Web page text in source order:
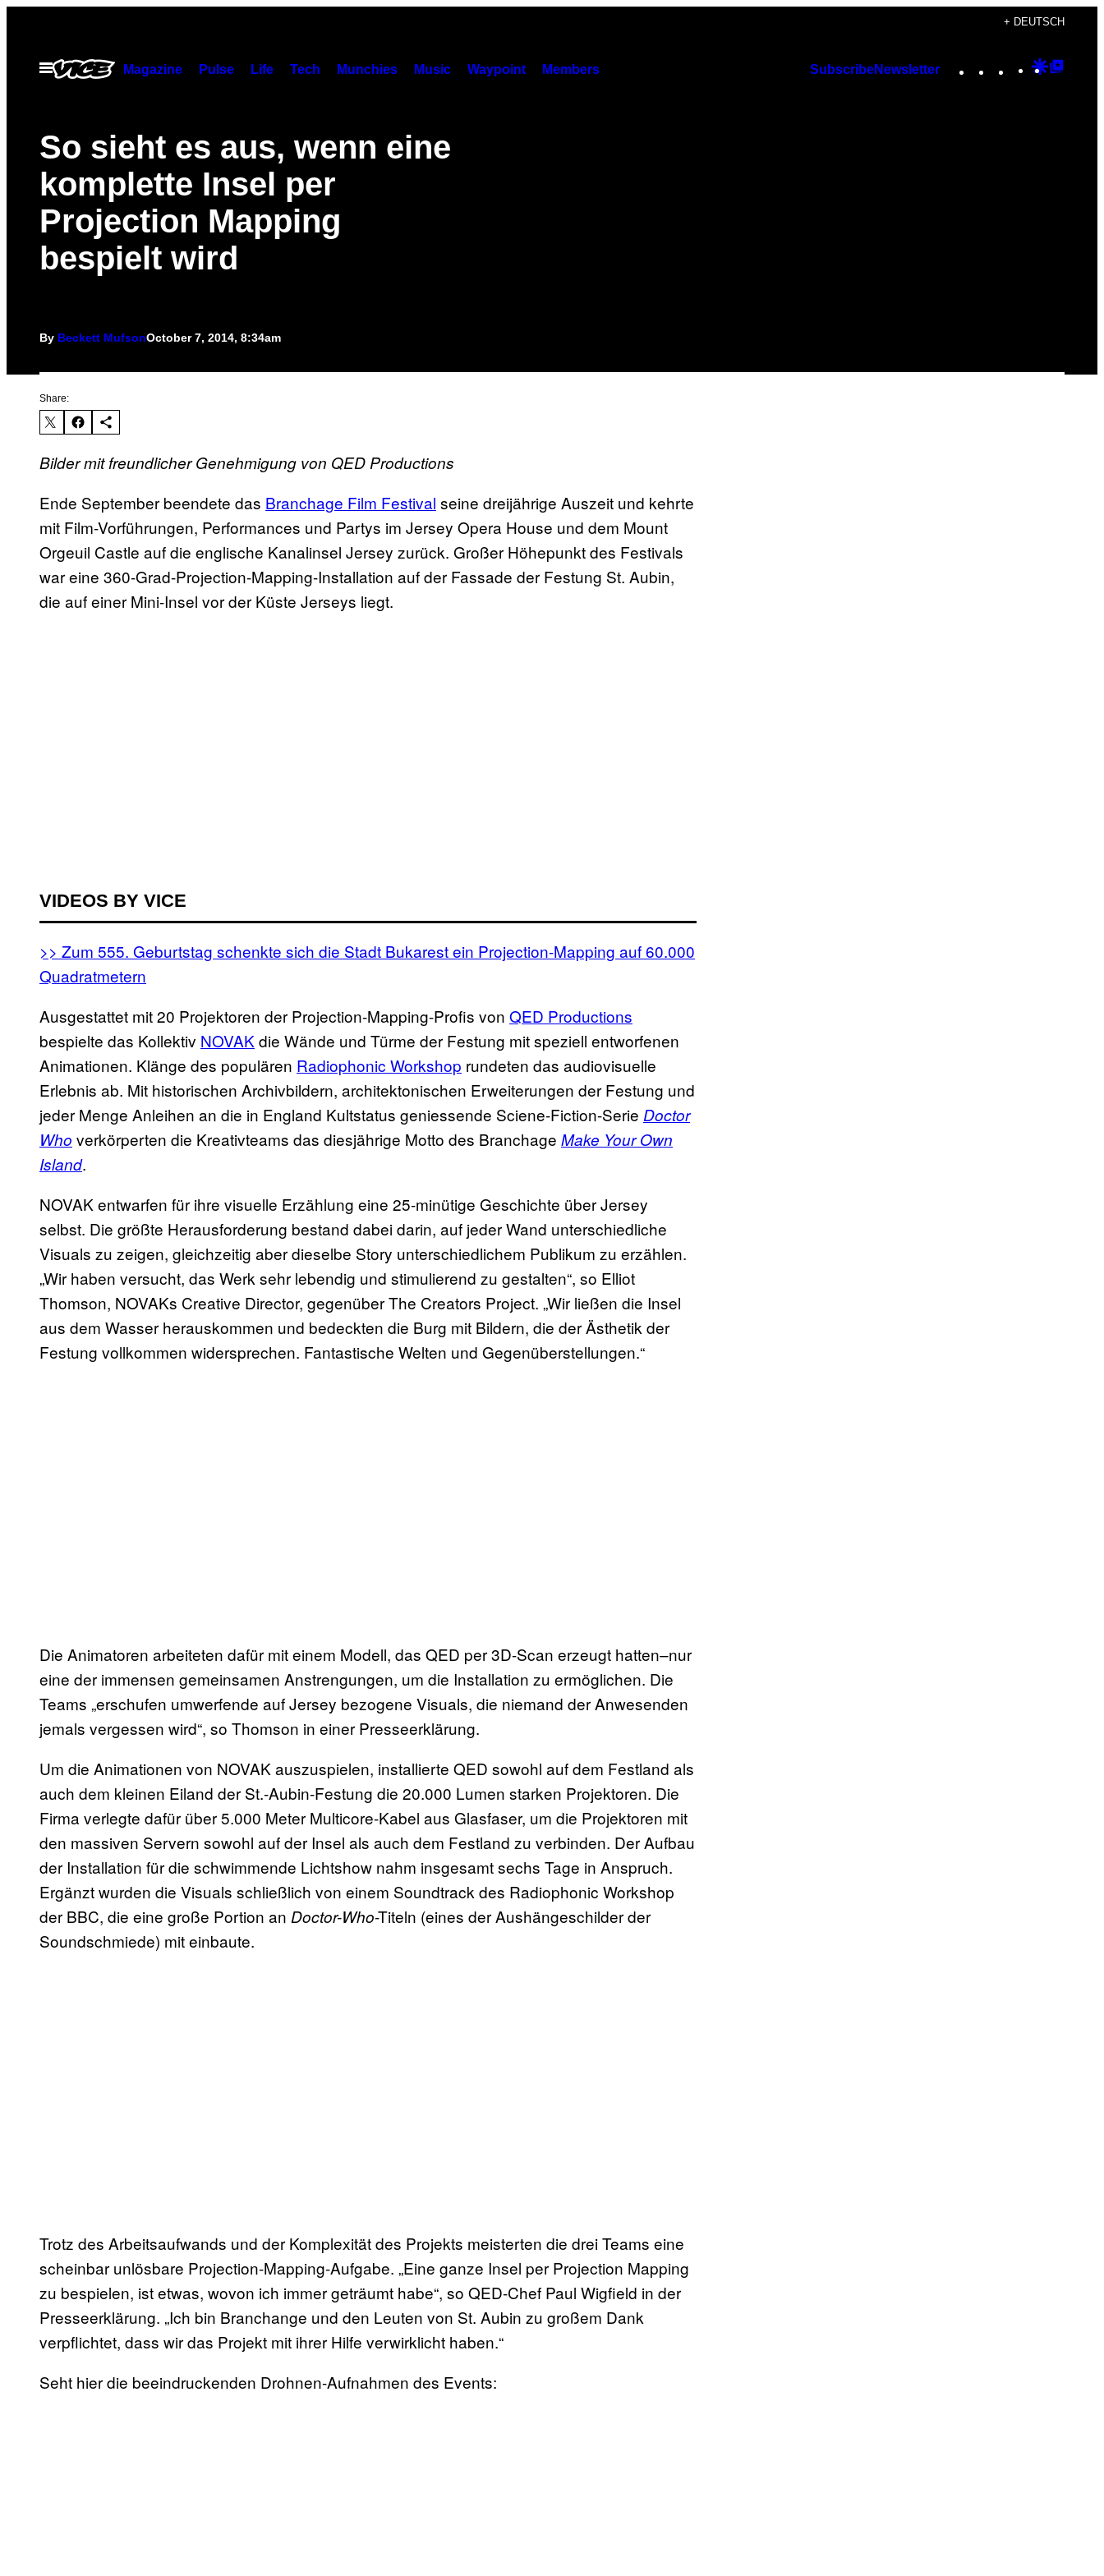
content
+ DEUTSCH
Open
Menu
Magazine Pulse Life Tech Munchies Music Waypoint Members SubscribeNewsletter Instagram
TikTok
YouTube
Google
So sieht es aus, wenn eine
komplette Insel per
Projection Mapping
bespielt wird
By Beckett MufsonOctober 7, 2014, 8:34am
Share:
Bilder mit freundlicher Genehmigung von QED Productions
Ende September beendete das Branchage Film Festival seine dreijährige Auszeit und kehrte
mit Film-Vorführungen, Performances und Partys im Jersey Opera House und dem Mount
Orgeuil Castle auf die englische Kanalinsel Jersey zurück. Großer Höhepunkt des Festivals
war eine 360-Grad-Projection-Mapping-Installation auf der Fassade der Festung St. Aubin,
die auf einer Mini-Insel vor der Küste Jerseys liegt.
VIDEOS BY VICE
>> Zum 555. Geburtstag schenkte sich die Stadt Bukarest ein Projection-Mapping auf 60.000
Quadratmetern
Ausgestattet mit 20 Projektoren der Projection-Mapping-Profis von QED Productions
bespielte das Kollektiv NOVAKdie Wände und Türme der Festung mit speziell entworfenen
Animationen. Klänge des populären Radiophonic Workshop rundeten das audiovisuelle
Erlebnis ab. Mit historischen Archivbildern, architektonischen Erweiterungen der Festung und
jeder Menge Anleihen an die in England Kultstatus geniessende Sciene-Fiction-Serie Doctor
Who verkörperten die Kreativteams das diesjährige Motto des Branchage Make Your Own
Island.
NOVAK entwarfen für ihre visuelle Erzählung eine 25-minütige Geschichte über Jersey
selbst. Die größte Herausforderung bestand dabei darin, auf jeder Wand unterschiedliche
Visuals zu zeigen, gleichzeitig aber dieselbe Story unterschiedlichem Publikum zu erzählen.
„Wir haben versucht, das Werk sehr lebendig und stimulierend zu gestalten“, so Elliot
Thomson, NOVAKs Creative Director, gegenüber The Creators Project. „Wir ließen die Insel
aus dem Wasser herauskommen und bedeckten die Burg mit Bildern, die der Ästhetik der
Festung vollkommen widersprechen. Fantastische Welten und Gegenüberstellungen.“
Die Animatoren arbeiteten dafür mit einem Modell, das QED per 3D-Scan erzeugt hatten–nur
eine der immensen gemeinsamen Anstrengungen, um die Installation zu ermöglichen. Die
Teams „erschufen umwerfende auf Jersey bezogene Visuals, die niemand der Anwesenden
jemals vergessen wird“, so Thomson in einer Presseerklärung.
Um die Animationen von NOVAK auszuspielen, installierte QED sowohl auf dem Festland als
auch dem kleinen Eiland der St.-Aubin-Festung die 20.000 Lumen starken Projektoren. Die
Firma verlegte dafür über 5.000 Meter Multicore-Kabel aus Glasfaser, um die Projektoren mit
den massiven Servern sowohl auf der Insel als auch dem Festland zu verbinden. Der Aufbau
der Installation für die schwimmende Lichtshow nahm insgesamt sechs Tage in Anspruch.
Ergänzt wurden die Visuals schließlich von einem Soundtrack des Radiophonic Workshop
der BBC, die eine große Portion an Doctor-Who-Titeln (eines der Aushängeschilder der
Soundschmiede) mit einbaute.
Trotz des Arbeitsaufwands und der Komplexität des Projekts meisterten die drei Teams eine
scheinbar unlösbare Projection-Mapping-Aufgabe. „Eine ganze Insel per Projection Mapping
zu bespielen, ist etwas, wovon ich immer geträumt habe“, so QED-Chef Paul Wigfield in der
Presseerklärung. „Ich bin Branchange und den Leuten von St. Aubin zu großem Dank
verpflichtet, dass wir das Projekt mit ihrer Hilfe verwirklicht haben.“
Seht hier die beeindruckenden Drohnen-Aufnahmen des Events: